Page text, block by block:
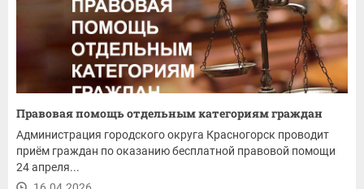
Правовая помощь отдельным категориям граждан
Администрация городского округа Красногорск проводит
приём граждан по оказанию бесплатной правовой помощи
24 апреля...